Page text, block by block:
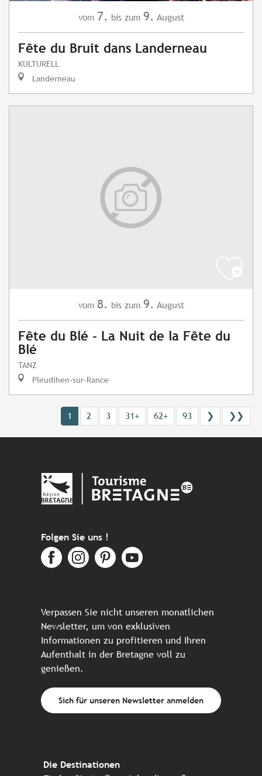
vom 7. bis zum 9. August
Fête du Bruit dans Landerneau
KULTURELL
Landerneau
vom 8. bis zum 9. August
Fête du Blé - La Nuit de la Fête du
Blé
TANZ
Pleudihen-sur-Rance
1 2 3 31+ 62+ 93 ❯ ❯❯
Folgen Sie uns !
Verpassen Sie nicht unseren monatlichen
Newsletter, um von exklusiven
Informationen zu profitieren und Ihren
Aufenthalt in der Bretagne voll zu
genießen.
Sich für unseren Newsletter anmelden
Die Destinationen